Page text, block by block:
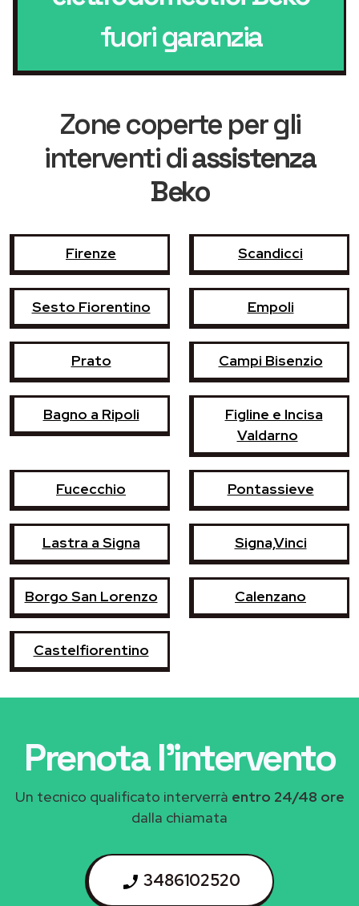
fuori garanzia
Zone coperte per gli
interventi diassistenza
Beko
Firenze Scandicci
Sesto Fiorentino Empoli
Prato Campi Bisenzio
Bagno a Ripoli
Figline e Incisa
Valdarno
Fucecchio Pontassieve
Lastra a Signa Signa,Vinci
Borgo San Lorenzo Calenzano
Castelfiorentino
Prenota l'intervento
Un tecnico qualificato interverrà entro 24/48 ore
dalla chiamata
3486102520